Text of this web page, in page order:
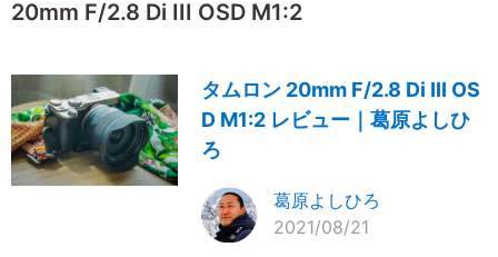
20mm F/2.8 Di III OSD M1:2
タムロン 20mm F/2.8 Di III OS
D M1:2 レビュー｜葛原よしひ
ろ
葛原よしひろ
2021/08/21